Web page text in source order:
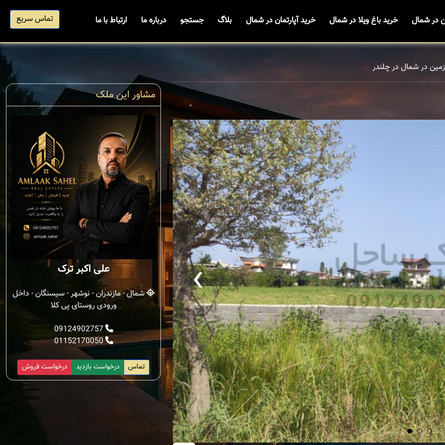
در شمال خرید باغ ویلا در شمال خرید آپارتمان در شمال بلاگ جستجو درباره ما ارتباط با ما تماس سریع
در شمال در چلندر
‹
مشاور این ملک
علی اکبر ترک
شمال - مازندران - نوشهر - سیسنگان - داخل
ورودی روستای پی کلا
09124902757
01152170050
درخواست فروش درخواست بازدید تماس